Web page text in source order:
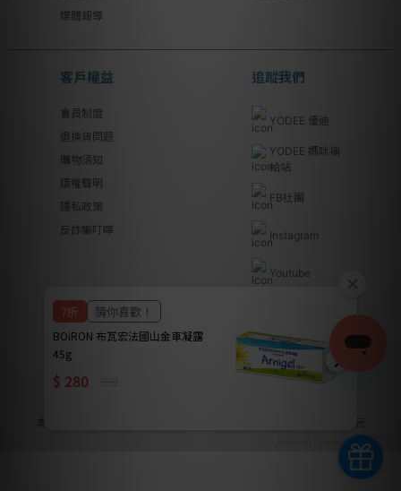
媒體報導
客戶權益
會員制度
退換貨問題
購物須知
版權聲明
隱私政策
反詐騙叮嚀
追蹤我們
YODEE 優迪
YODEE 媽咪補
給站
FB社團
Instagram
Youtube
優迪國際股份有限公司 | YODEE INTERNATIONAL CO., LTD
Powered by awoo.ai